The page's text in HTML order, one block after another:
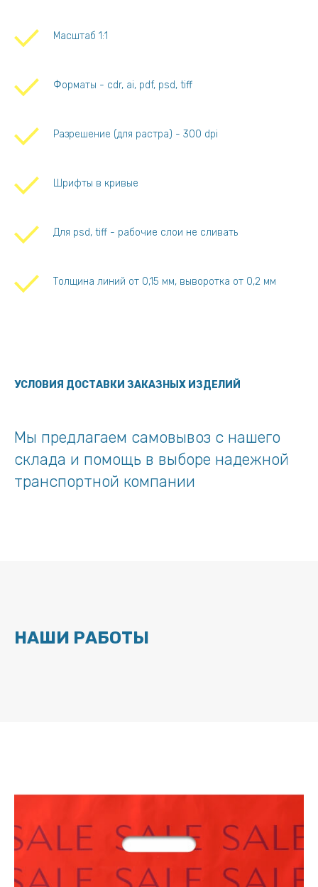
Масштаб 1:1
Форматы - cdr, ai, pdf, psd, tiff
Разрешение (для растра) - 300 dpi
Шрифты в кривые
Для psd, tiff - рабочие слои не сливать
Толщина линий от 0,15 мм, вывороткa от 0,2 мм
УСЛОВИЯ ДОСТАВКИ ЗАКАЗНЫХ ИЗДЕЛИЙ
Мы предлагаем самовывоз с нашего
склада и помощь в выборе надежной
транспортной компании
НАШИ РАБОТЫ